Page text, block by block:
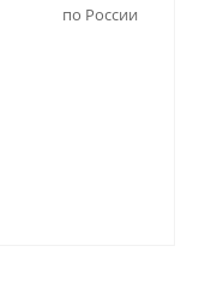
по России